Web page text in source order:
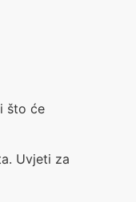
što će
Uvjeti za